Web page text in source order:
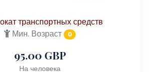
транспортных средств
Мин. Возраст
0
95.00 GBP
На человека